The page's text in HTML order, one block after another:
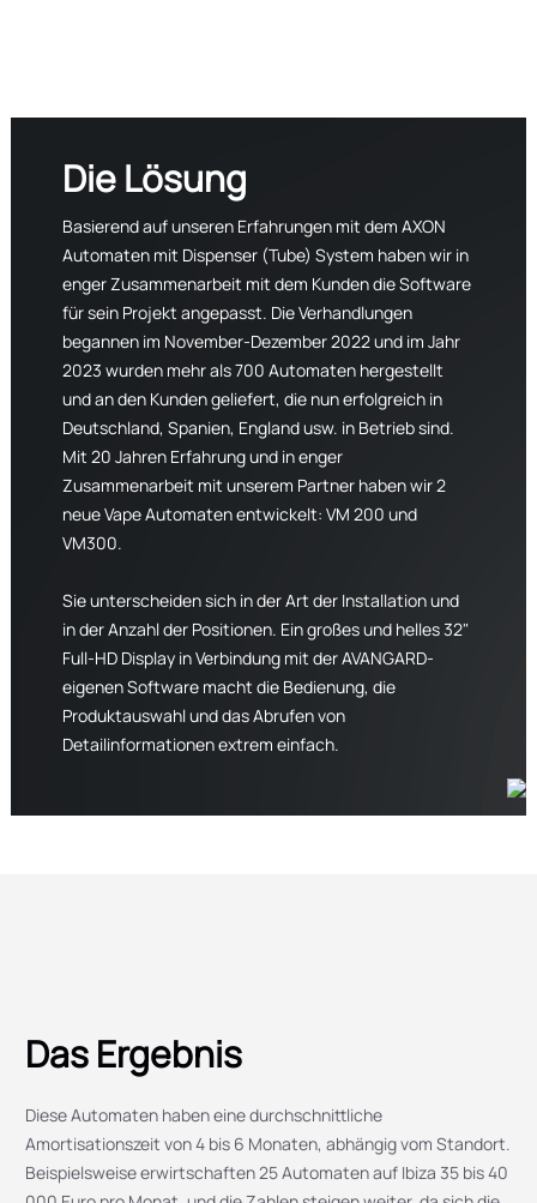
Die Lösung
Basierend auf unseren Erfahrungen mit dem AXON
Automaten mit Dispenser (Tube) System haben wir in
enger Zusammenarbeit mit dem Kunden die Software
für sein Projekt angepasst. Die Verhandlungen
begannen im November-Dezember 2022 und im Jahr
2023 wurden mehr als 700 Automaten hergestellt
und an den Kunden geliefert, die nun erfolgreich in
Deutschland, Spanien, England usw. in Betrieb sind.
Mit 20 Jahren Erfahrung und in enger
Zusammenarbeit mit unserem Partner haben wir 2
neue Vape Automaten entwickelt: VM 200 und
VM300.
Sie unterscheiden sich in der Art der Installation und
in der Anzahl der Positionen. Ein großes und helles 32"
Full-HD Display in Verbindung mit der AVANGARD-
eigenen Software macht die Bedienung, die
Produktauswahl und das Abrufen von
Detailinformationen extrem einfach.
Das Ergebnis
Diese Automaten haben eine durchschnittliche
Amortisationszeit von 4 bis 6 Monaten, abhängig vom Standort.
Beispielsweise erwirtschaften 25 Automaten auf Ibiza 35 bis 40